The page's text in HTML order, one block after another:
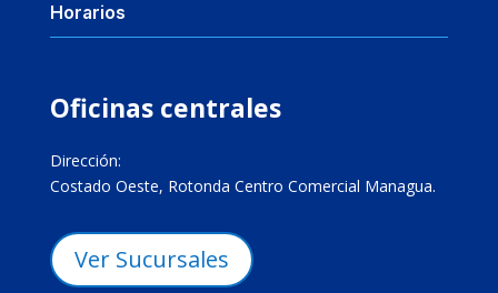
Horarios
Oficinas centrales
Dirección:
Costado Oeste, Rotonda Centro Comercial Managua.
Ver Sucursales